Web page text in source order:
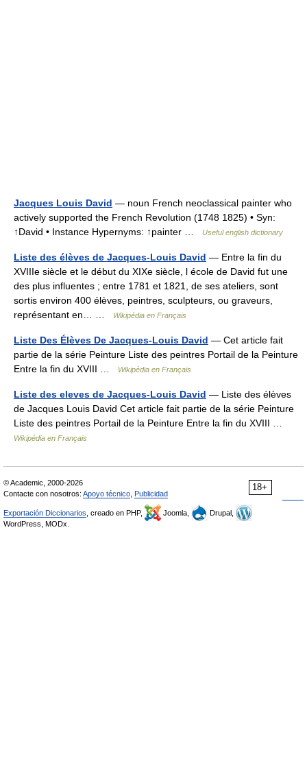
Jacques Louis David — noun French neoclassical painter who
actively supported the French Revolution (1748 1825) • Syn:
↑David • Instance Hypernyms: ↑painter …
Useful english dictionary
Liste des élèves de Jacques-Louis David — Entre la fin du
XVIIIe siècle et le début du XIXe siècle, l école de David fut une
des plus influentes ; entre 1781 et 1821, de ses ateliers, sont
sortis environ 400 élèves, peintres, sculpteurs, ou graveurs,
représentant en… …
Wikipédia en Français
Liste Des Élèves De Jacques-Louis David — Cet article fait
partie de la série Peinture Liste des peintres Portail de la Peinture
Entre la fin du XVIII …
Wikipédia en Français
Liste des eleves de Jacques-Louis David — Liste des élèves
de Jacques Louis David Cet article fait partie de la série Peinture
Liste des peintres Portail de la Peinture Entre la fin du XVIII …
Wikipédia en Français
18+
© Academic, 2000-2026
Contacte con nosotros: Apoyo técnico Publicidad
Exportación Diccionarios , creado en PHP, Joomla,
Drupal,
WordPress, MODx.